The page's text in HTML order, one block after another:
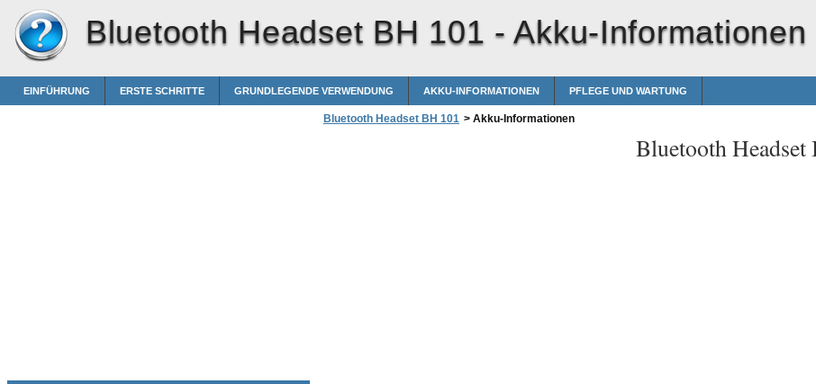
Bluetooth Headset BH 101 -Akku-Informationen
EINFÜHRUNG ERSTE SCHRITTE GRUNDLEGENDE VERWENDUNG AKKU-INFORMATIONEN PFLEGE UND WARTUNG
Bluetooth Headset BH 101 > Akku-Informationen
Bluetooth Headset